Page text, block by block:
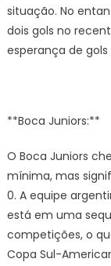
situação. No
dois gols no
esperança de
**Boca Juniors:**
O Boca Juniors
mínima, mas
0. A equipe
está em uma
competições, o
Copa Sul-